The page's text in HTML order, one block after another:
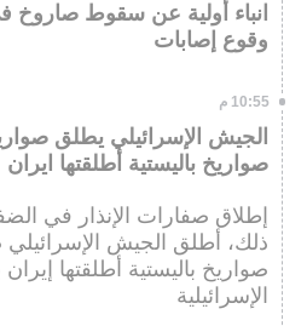
انباء أولية عن سقوط صاروخ
وقوع إصابات
10:55 م
الجيش الإسرائيلي يطلق
صواريخ باليستية أطلقتها ايران
إطلاق صفارات الإنذار في
ذلك، أطلق الجيش
صواريخ باليستية أطلقتها إيران
الإسرائيلية